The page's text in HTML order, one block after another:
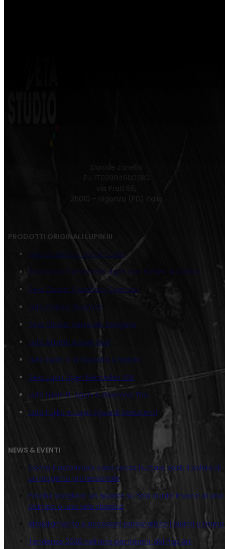
P.I. IT03994600280
via Prati 66,
35010 – Vigonza (PD) Italia
PRODOTTI ORIGINALI LUPIN III
Tela Quadrato Comic Lupin
Tela Color Orizzontale Jigen con Schizzi di Colore
Tela Classic Quadrato Goemon
Juta Classic Goemon
Tela Classic Verticale Zenigata
Juta Attenti a quei due!
Juta Lupin e la Squadra a Natale
Tela Lupin Jigen Mercedes SSK
Juta Lupin III, Jigen & Goemon Trio
Juta Fujiko e Lupin Sguardi Seducenti
NEWS & EVENTI
Come trasformare casa senza buttare soldi: il valore di
un progetto professionale
Perché scegliere un quadro su tela di juta invece di una
stampa o una tela classica
Abbigliamento e accessori personalizzati dipinti a mano
Tendenze 2026 nell’arte per interni: dal Pop Art